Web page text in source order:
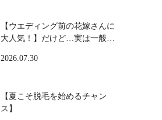
【ウエディング前の花嫁さんに
大人気！】だけど…実は一般の
2026.07.30
【夏こそ脱毛を始めるチャン
ス】